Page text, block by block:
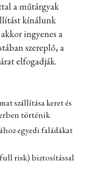
a műtárgyak
kínálunk
ingyenes a
szereplő, a
elfogadják.
szállítása keret és
történik
egyedi faládákat
risk) biztosítással